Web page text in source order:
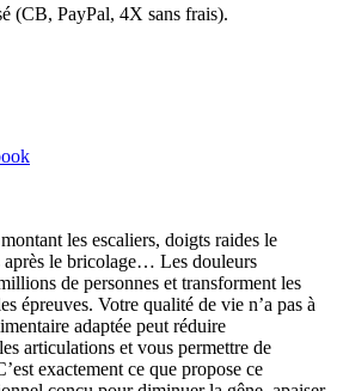
(CB, PayPal, 4X sans frais).
les escaliers, doigts raides le
le bricolage… Les douleurs
de personnes et transforment les
épreuves. Votre qualité de vie n’a pas à
adaptée peut réduire
articulations et vous permettre de
exactement ce que propose ce